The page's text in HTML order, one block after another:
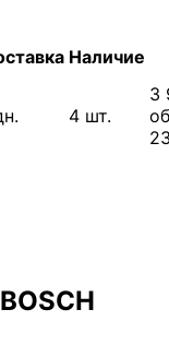
Наличие
4 шт.
3
BOSCH